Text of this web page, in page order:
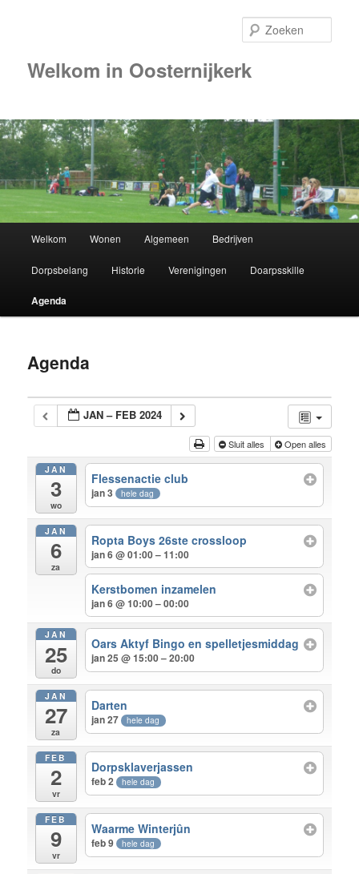
Welkom in Oosternijkerk
Spring
naar
de
inhoud
Welkom Wonen Algemeen Bedrijven
Dorpsbelang Historie Verenigingen Doarpsskille
Agenda
Agenda
JAN – FEB 2024
Sluit alles Open alles
JAN
3
wo
Flessenactie club
jan 3 hele dag
JAN
6
za
Ropta Boys 26ste crossloop
jan 6 @ 01:00 – 11:00
Kerstbomen inzamelen
jan 6 @ 10:00 – 00:00
JAN
25
do
Oars Aktyf Bingo en spelletjesmiddag
jan 25 @ 15:00 – 20:00
JAN
27
za
Darten
jan 27 hele dag
FEB
2
vr
Dorpsklaverjassen
feb 2 hele dag
FEB
9
vr
Waarme Winterjûn
feb 9 hele dag